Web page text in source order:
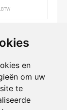
en
om uw
te